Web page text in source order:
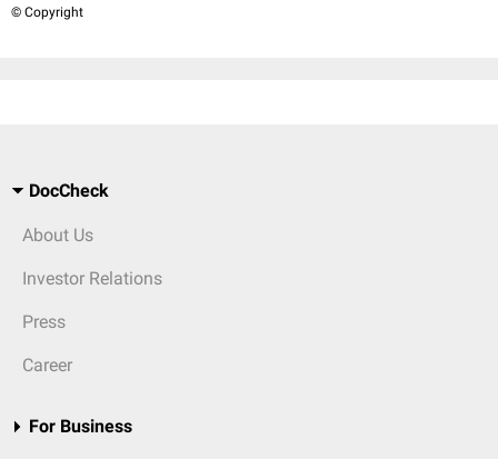
© Copyright
DocCheck
About Us
Investor Relations
Press
Career
For Business